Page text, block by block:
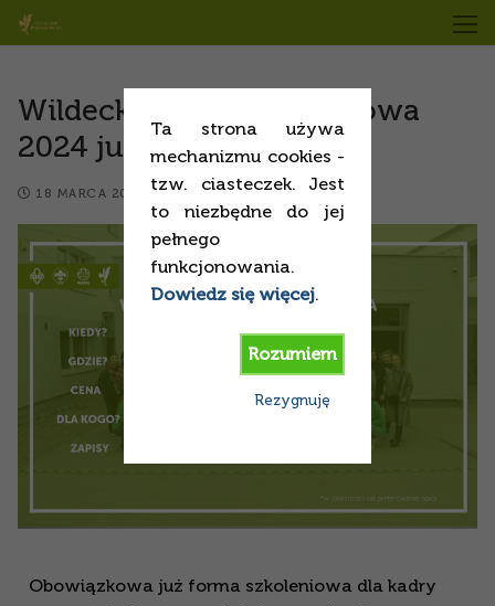
Ta strona używa
mechanizmu cookies -
tzw. ciasteczek. Jest
to niezbędne do jej
pełnego
funkcjonowania.
Dowiedz się więcej.
Rozumiem
Rezygnuję
Wildecka Akcja Szkoleniowa
2024 już za rogiem!
18 MARCA 2024 SPRAWY BIEŻĄCE
Obowiązkowa już forma szkoleniowa dla kadry